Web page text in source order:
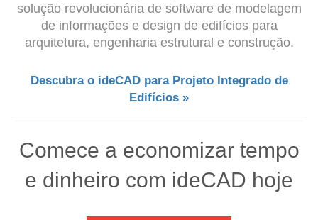
solução revolucionária de software de modelagem
de informações e design de edifícios para
arquitetura, engenharia estrutural e construção.
Descubra o ideCAD para Projeto Integrado de
Edifícios »
Comece a economizar tempo
e dinheiro com ideCAD hoje